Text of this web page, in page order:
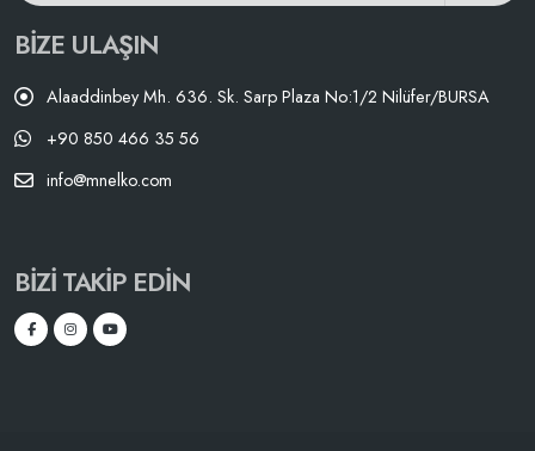
BIZE ULAŞIN
Alaaddinbey Mh. 636. Sk. Sarp Plaza No:1/2 Nilüfer/BURSA
+90 850 466 35 56
info@mnelko.com
BIZI TAKIP EDIN